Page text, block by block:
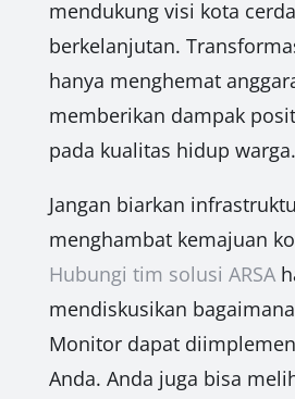
mendukung visi kota
berkelanjutan.
hanya menghemat
memberikan dampak
pada kualitas hidup warga.
Jangan biarkan
menghambat kemajuan
Hubungi tim solusi ARSA
mendiskusikan bagaimana
Monitor dapat
Anda. Anda juga bisa